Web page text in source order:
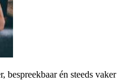
bespreekbaar én steeds vaker